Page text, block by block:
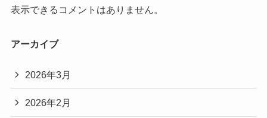
表示できるコメントはありません。
アーカイブ
2026年3月
2026年2月